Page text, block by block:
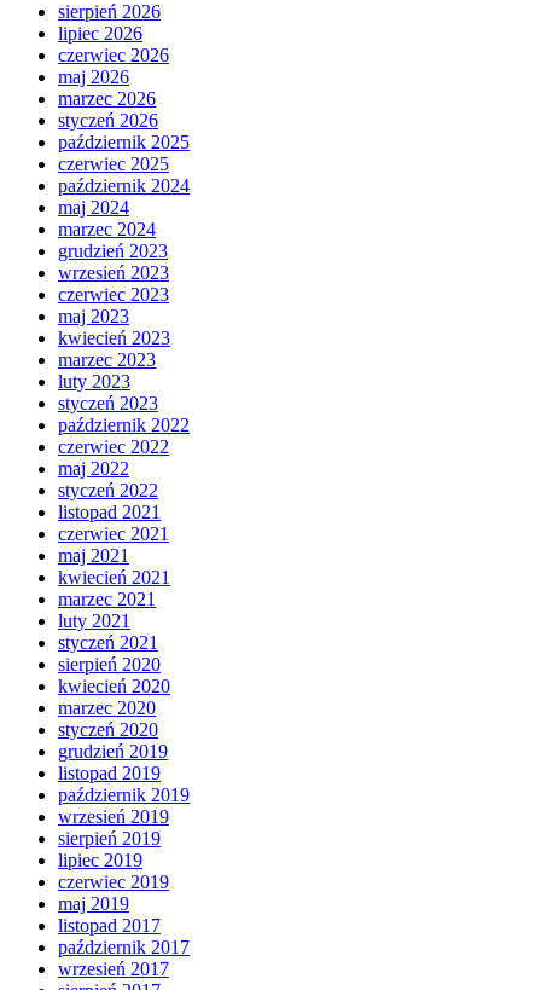
sierpień 2026
lipiec 2026
czerwiec 2026
maj 2026
marzec 2026
styczeń 2026
październik 2025
czerwiec 2025
październik 2024
maj 2024
marzec 2024
grudzień 2023
wrzesień 2023
czerwiec 2023
maj 2023
kwiecień 2023
marzec 2023
luty 2023
styczeń 2023
październik 2022
czerwiec 2022
maj 2022
styczeń 2022
listopad 2021
czerwiec 2021
maj 2021
kwiecień 2021
marzec 2021
luty 2021
styczeń 2021
sierpień 2020
kwiecień 2020
marzec 2020
styczeń 2020
grudzień 2019
listopad 2019
październik 2019
wrzesień 2019
sierpień 2019
lipiec 2019
czerwiec 2019
maj 2019
listopad 2017
październik 2017
wrzesień 2017